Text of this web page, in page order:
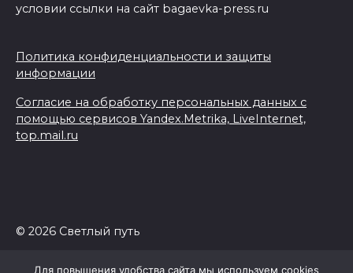
условии ссылки на сайт bagaevka-press.ru
Политика конфиденциальности и защиты
информации
Согласие на обработку персональных данных с
помощью сервисов Yandex.Metrika, LiveInternet,
top.mail.ru
© 2026 Светлый путь
Для повышения удобства сайта мы используем cookies